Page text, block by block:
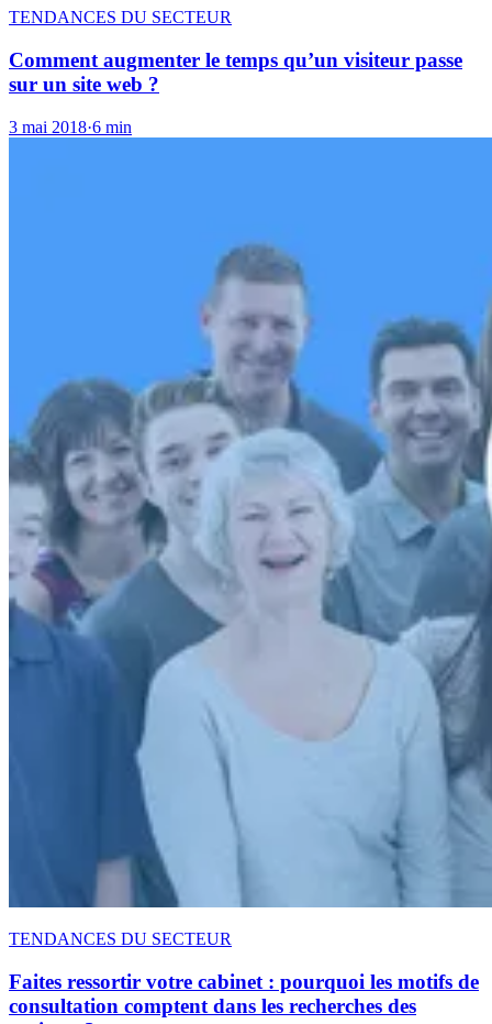
TENDANCES DU SECTEUR
Comment augmenter le temps qu’un visiteur passe
sur un site web ?
3 mai 2018·6 min
TENDANCES DU SECTEUR
Faites ressortir votre cabinet : pourquoi les motifs de
consultation comptent dans les recherches des